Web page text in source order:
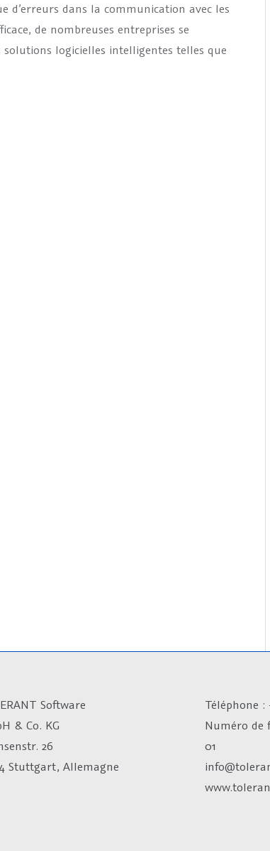
d’erreurs dans la communication avec les
de nombreuses entreprises se
logicielles intelligentes telles que
Software
& Co. KG
26
Stuttgart, Allemagne
Téléphone :
Numéro de
01